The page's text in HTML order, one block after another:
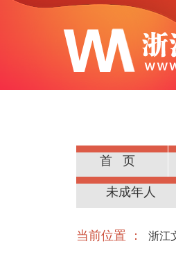
首页
公民道德
未成年人
当前位置 ： 浙江